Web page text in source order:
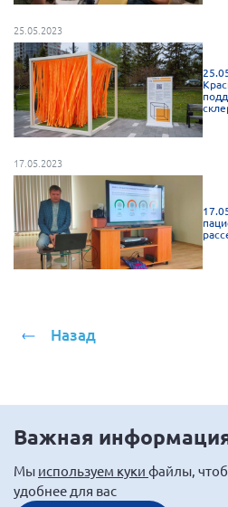
Республика Башкортостан
Республика Бурятия
Республика Карелия
Республика Калмыкия
Республика Хакасия
Ростовская область
г. Санкт-Петербург
г. Севастополь
Самарская область СГОРС
Ставропольский край
Сахалинская область
Томская область
25.05.2023
17.05.2023
Назад
Важная
Мы используем куки файлы,
удобнее для вас